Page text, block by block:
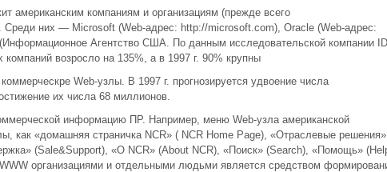
американским компаниям и организациям (прежде всего
Среди них — Microsoft (Web-адрес: http://microsoft.com), Oracle (Web-адрес:
Агентство США. По данным исследовательской компании
компаний возросло на 135%, а в 1997 г. 90% крупны
Web-узлы. В 1997 г. прогнозируется удвоение числа
их числа 68 миллионов.
информацию ПР. Например, меню Web-узла американской
как «домашняя страничка NCR» ( NCR Home Page), «Отраслевые решения»
(Sale&Support), «О NCR» (About NCR), «Поиск» (Search), «Помощь»
организациями и отдельными людьми является средством